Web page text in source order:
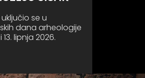
se u
dana arheologije
lipnja 2026.